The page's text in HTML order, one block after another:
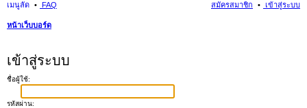
เมนูลัด FAQ เข้าสู่ระบบ
สมัครสมาชิก
หน้าเว็บบอร์ด
เข้าสู่ระบบ
ชื่อผู้ใช้:
รหัสผ่าน: